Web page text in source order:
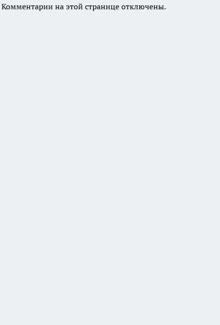
Комментарии на этой странице отключены.